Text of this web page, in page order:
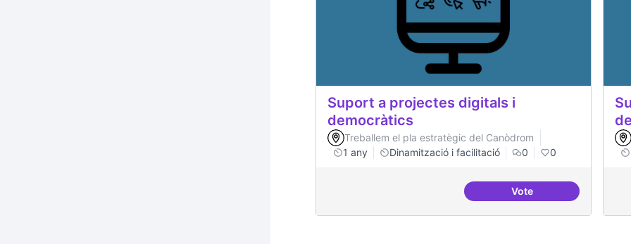
Suport a projectes digitals i
democràtics
Treballem el pla estratègic del Canòdrom
1 any
Dinamització i facilitació 0 0
VoteSuport a projectes